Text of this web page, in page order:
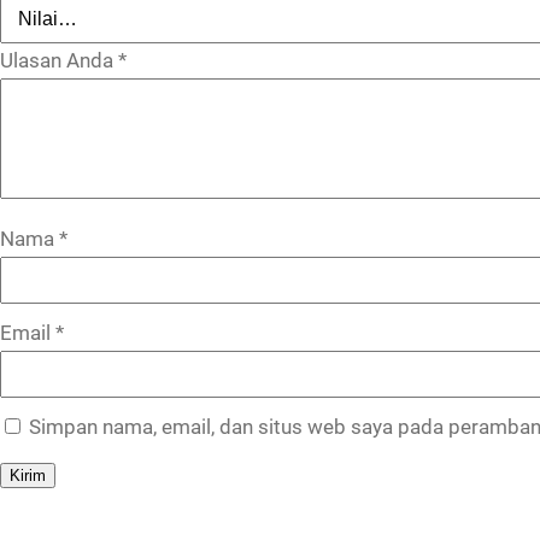
Ulasan Anda *
Nama *
Email *
Simpan nama, email, dan situs web saya pada